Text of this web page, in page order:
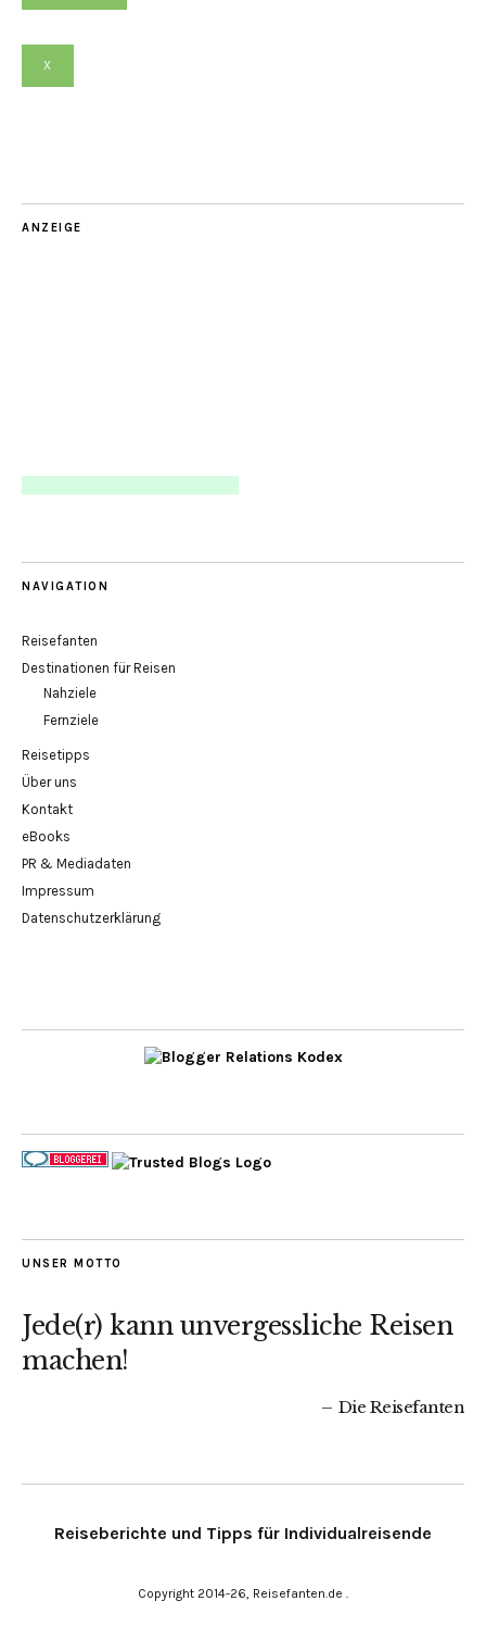
X
ANZEIGE
NAVIGATION
Reisefanten
Destinationen für Reisen
Nahziele
Fernziele
Reisetipps
Über uns
Kontakt
eBooks
PR & Mediadaten
Impressum
Datenschutzerklärung
UNSER MOTTO
Jede(r) kann unvergessliche Reisen
machen!
Die Reisefanten
Reiseberichte und Tipps für Individualreisende
Copyright 2014-26, Reisefanten.de